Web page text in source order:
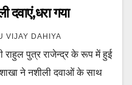
दवाएं,धरा गया
VIJAY DAHIYA
राहुल पुत्र राजेन्द्र के रूप में हुई
ने नशीली दवाओं के साथ